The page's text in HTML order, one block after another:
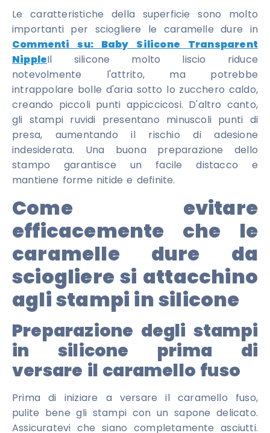
Le caratteristiche della superficie sono molto
importanti per sciogliere le caramelle dure in
Commenti su: Baby Silicone Transparent
NippleIl silicone molto liscio riduce
notevolmente l'attrito, ma potrebbe
intrappolare bolle d'aria sotto lo zucchero caldo,
creando piccoli punti appiccicosi. D'altro canto,
gli stampi ruvidi presentano minuscoli punti di
presa, aumentando il rischio di adesione
indesiderata. Una buona preparazione dello
stampo garantisce un facile distacco e
mantiene forme nitide e definite.
Come evitare
efficacemente che le
caramelle dure da
sciogliere si attacchino
agli stampi in silicone
Preparazione degli stampi
in silicone prima di
versare il caramello fuso
Prima di iniziare a versare il caramello fuso,
pulite bene gli stampi con un sapone delicato.
Assicuratevi che siano completamente asciutti.